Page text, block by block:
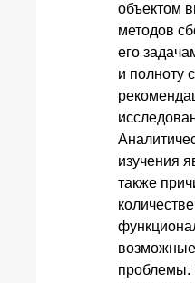
объектом
методов
его
и полноту
изучения
также
проблемы.